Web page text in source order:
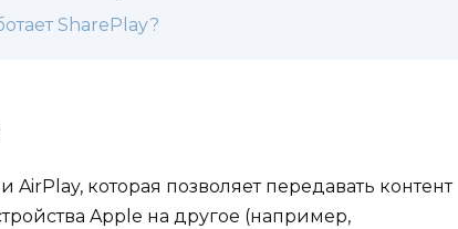
SharePlay?
которая позволяет передавать контент
Apple на другое (например,